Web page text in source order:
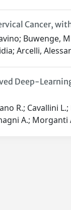
Cancer,
Buwenge,
Arcelli,
Deep-
R.; Cavallini
A.; Morganti